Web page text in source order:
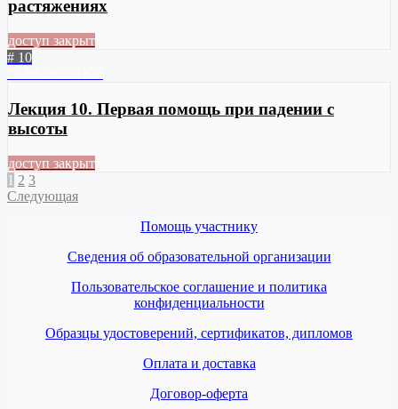
растяжениях
доступ закрыт
# 10
Лекция 10. Первая помощь при падении с
высоты
доступ закрыт
1 2 3
Следующая
Помощь участнику
Сведения об образовательной организации
Пользовательское соглашение и политика
конфиденциальности
Образцы удостоверений, сертификатов, дипломов
Оплата и доставка
Договор-оферта